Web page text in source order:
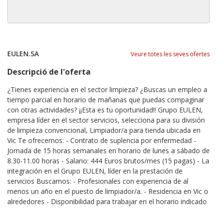
EULEN.SA Veure totes les seves ofertes
Descripció de l'oferta
¿Tienes experiencia en el sector limpieza? ¿Buscas un empleo a
tiempo parcial en horario de mañanas que puedas compaginar
con otras actividades? ¡¡Esta es tu oportunidad!! Grupo EULEN,
empresa líder en el sector servicios, selecciona para su división
de limpieza convencional, Limpiador/a para tienda ubicada en
Vic Te ofrecemos: - Contrato de suplencia por enfermedad -
Jornada de 15 horas semanales en horario de lunes a sábado de
8.30-11.00 horas - Salario: 444 Euros brutos/mes (15 pagas) - La
integración en el Grupo EULEN, líder en la prestación de
servicios Buscamos: - Profesionales con experiencia de al
menos un año en el puesto de limpiador/a. - Residencia en Vic o
alrededores - Disponibilidad para trabajar en el horario indicado